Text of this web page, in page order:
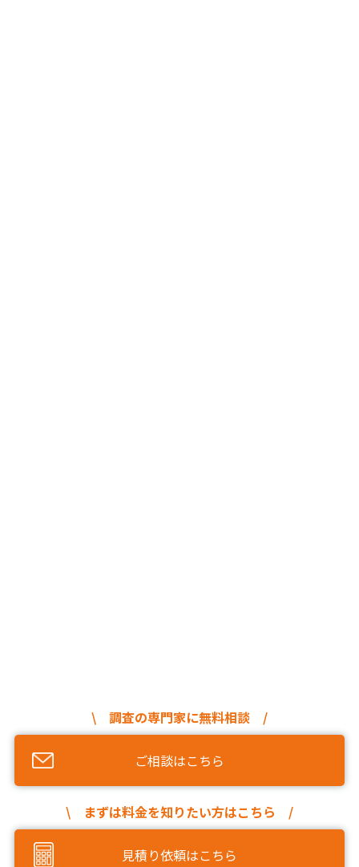
\ 調査の専門家に無料相談 /
ご相談はこちら
\ まずは料金を知りたい方はこちら /
見積り依頼はこちら